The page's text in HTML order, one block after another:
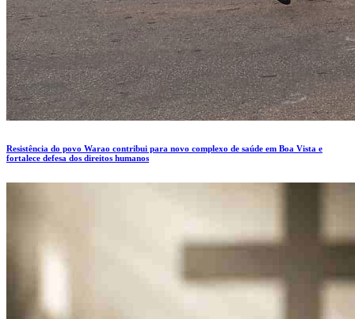
Resistência do povo Warao contribui para novo complexo de saúde em Boa Vista e
fortalece defesa dos direitos humanos